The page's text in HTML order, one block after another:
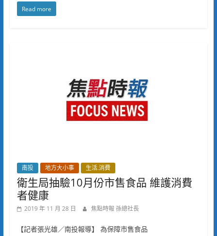
Read more
南投 地方大小事 生活.消費
衛生局抽驗10月份市售食品 維護消費
者健康
2019 年 11 月 28 日 焦點時報 孫總社長
【記者張光雄／南投報導】 為保障市售食品